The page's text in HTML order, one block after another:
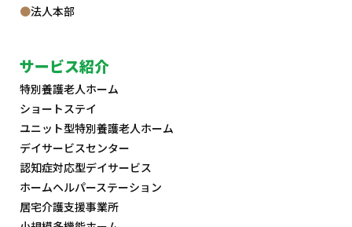
法人本部
サービス紹介
特別養護老人ホーム
ショートステイ
ユニット型特別養護老人ホーム
デイサービスセンター
認知症対応型デイサービス
ホームヘルパーステーション
居宅介護支援事業所